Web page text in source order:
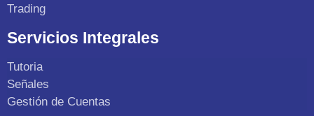
Trading
Servicios Integrales
Tutoria
Señales
Gestión de Cuentas